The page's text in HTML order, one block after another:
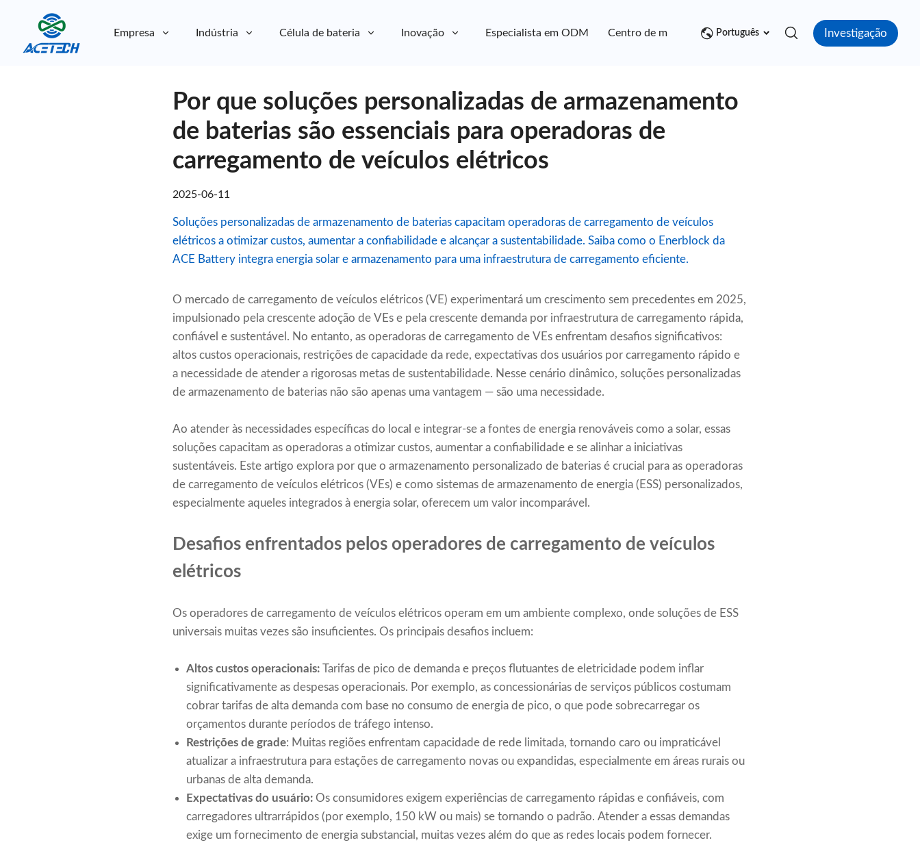
Empresa Indústria Célula de bateria Inovação Especialista em ODM Centro de mídia Contato
Português Investigação
Por que soluções personalizadas de armazenamento
de baterias são essenciais para operadoras de
carregamento de veículos elétricos
2025-06-11
Soluções personalizadas de armazenamento de baterias capacitam operadoras de carregamento de veículos
elétricos a otimizar custos, aumentar a confiabilidade e alcançar a sustentabilidade. Saiba como o Enerblock da
ACE Battery integra energia solar e armazenamento para uma infraestrutura de carregamento eficiente.
O mercado de carregamento de veículos elétricos (VE) experimentará um crescimento sem precedentes em 2025,
impulsionado pela crescente adoção de VEs e pela crescente demanda por infraestrutura de carregamento rápida,
confiável e sustentável. No entanto, as operadoras de carregamento de VEs enfrentam desafios significativos:
altos custos operacionais, restrições de capacidade da rede, expectativas dos usuários por carregamento rápido e
a necessidade de atender a rigorosas metas de sustentabilidade. Nesse cenário dinâmico, soluções personalizadas
de armazenamento de baterias não são apenas uma vantagem — são uma necessidade.
Ao atender às necessidades específicas do local e integrar-se a fontes de energia renováveis ​​como a solar, essas
soluções capacitam as operadoras a otimizar custos, aumentar a confiabilidade e se alinhar a iniciativas
sustentáveis. Este artigo explora por que o armazenamento personalizado de baterias é crucial para as operadoras
de carregamento de veículos elétricos (VEs) e como sistemas de armazenamento de energia (ESS) personalizados,
especialmente aqueles integrados à energia solar, oferecem um valor incomparável.
Desafios enfrentados pelos operadores de carregamento de veículos
elétricos
Os operadores de carregamento de veículos elétricos operam em um ambiente complexo, onde soluções de ESS
universais muitas vezes são insuficientes. Os principais desafios incluem:
Altos custos operacionais: Tarifas de pico de demanda e preços flutuantes de eletricidade podem inflar
significativamente as despesas operacionais. Por exemplo, as concessionárias de serviços públicos costumam
cobrar tarifas de alta demanda com base no consumo de energia de pico, o que pode sobrecarregar os
orçamentos durante períodos de tráfego intenso.
Restrições de grade: Muitas regiões enfrentam capacidade de rede limitada, tornando caro ou impraticável
atualizar a infraestrutura para estações de carregamento novas ou expandidas, especialmente em áreas rurais ou
urbanas de alta demanda.
Expectativas do usuário: Os consumidores exigem experiências de carregamento rápidas e confiáveis, com
carregadores ultrarrápidos (por exemplo, 150 kW ou mais) se tornando o padrão. Atender a essas demandas
exige um fornecimento de energia substancial, muitas vezes além do que as redes locais podem fornecer.